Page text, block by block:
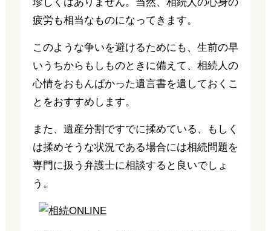
疲労も相当なものになってきます。
このような争いを避けるためにも、生前の早
いうちからもしものときに備えて、相続人の
心情をおもんぱかった遺言書を遺しておくこ
とをおすすめします。
また、遺産分割ですでに揉めている、もしく
は揉めそうな状況である場合には相続問題を
専門に扱う弁護士に相談すると良いでしょ
う。